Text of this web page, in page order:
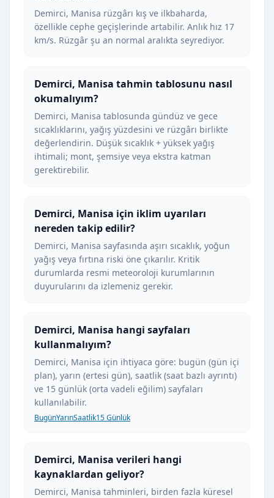
Demirci, Manisa rüzgârı kış ve ilkbaharda,
özellikle cephe geçişlerinde artabilir. Anlık hız 17
km/s. Rüzgâr şu an normal aralıkta seyrediyor.
Demirci, Manisa tahmin tablosunu nasıl
okumalıyım?
Demirci, Manisa tablosunda gündüz ve gece
sıcaklıklarını, yağış yüzdesini ve rüzgârı birlikte
değerlendirin. Düşük sıcaklık + yüksek yağış
ihtimali; mont, şemsiye veya ekstra katman
gerektirebilir.
Demirci, Manisa için iklim uyarıları
nereden takip edilir?
Demirci, Manisa sayfasında aşırı sıcaklık, yoğun
yağış veya fırtına riski öne çıkarılır. Kritik
durumlarda resmi meteoroloji kurumlarının
duyurularını da izlemeniz gerekir.
Demirci, Manisa hangi sayfaları
kullanmalıyım?
Demirci, Manisa için ihtiyaca göre: bugün (gün içi
plan), yarın (ertesi gün), saatlik (saat bazlı ayrıntı)
ve 15 günlük (orta vadeli eğilim) sayfaları
kullanılabilir.
BugünYarınSaatlik15 Günlük
Demirci, Manisa verileri hangi
kaynaklardan geliyor?
Demirci, Manisa tahminleri, birden fazla küresel